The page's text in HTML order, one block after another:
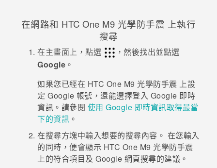
在網路和 HTC One M9 光學防手震 上執行
搜尋
在主畫面上，點選
，然後找出並點選
Google 。
如果您已經在 HTC One M9 光學防手震 上設
定 Google 帳號，還能選擇登入 Google 即時
資訊 。請參閱 使用 Google 即時資訊取得最當
下的資訊 。
在搜尋方塊中輸入想要的搜尋內容。 在您輸入
的同時，便會顯示 HTC One M9 光學防手震
上的符合項目及 Google 網頁搜尋的建議。